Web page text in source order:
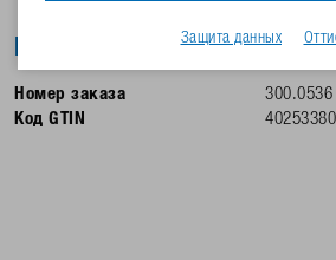
Bite-ball nipple INOX ½" for
Номер заказа
300.0536
Код GTIN
Защита данных